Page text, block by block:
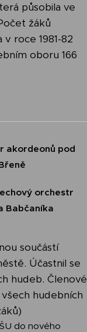
působila ve
žáků
roce 1981-82
oboru 166
akordeonů pod
orchestr
Babčaníka
součástí
Účastnil se
hudeb. Členové
hudebních
do nového